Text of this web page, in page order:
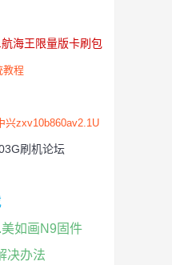
海王限量版卡刷包
教程
兴zxv10b860av2.1U
刷机论坛
如画N9固件
决办法